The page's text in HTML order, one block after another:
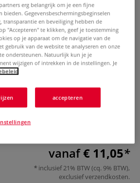
|
0 Beoordeling
vanaf€ 11,05
inclusief 21% BTW (cq. 9% BTW),
exclusiefverzendkosten.
erg belangrijk om je een fijne
Gegevensbeschermingsbeginselen
transparantie en beveiliging hebben de
"Accepteren" te klikken, geef je toestemming
op je apparaat om de navigatie van de
gebruik van de website te analyseren en onze
ondersteunen. Natuurlijk kun je je
wijzigen of intrekken in de instellingen. Je
accepteren